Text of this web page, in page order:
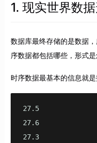
1. 现实世界数
数据库最终存储的是数据
序数据都包括哪些，形式是
时序数据最基本的信息就是
27.5
27.6
27.3